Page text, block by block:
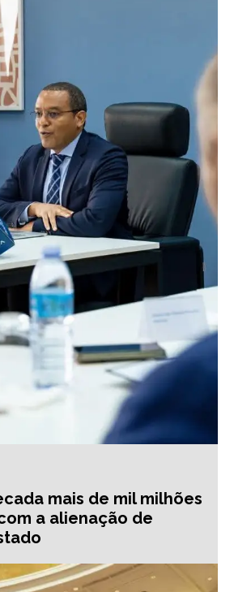
mais de mil milhões
a alienação de